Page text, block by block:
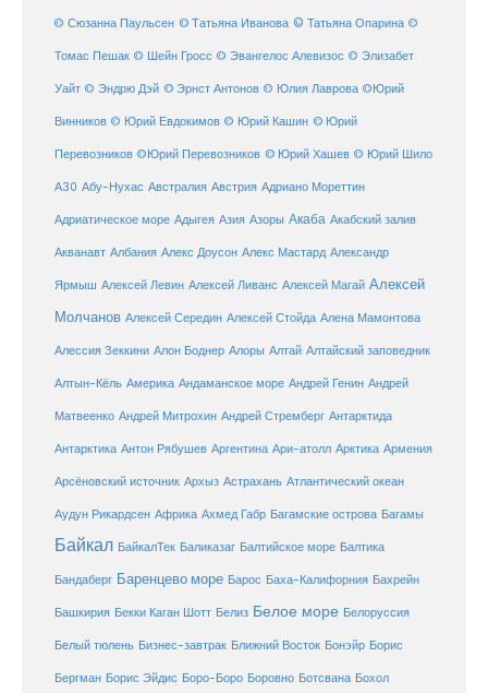
© Сюзанна Паульсен © Татьяна Иванова © Татьяна Опарина ©
Томас Пешак © Шейн Гросс © Эвангелос Алевизос © Элизабет
Уайт © Эндрю Дэй © Эрнст Антонов © Юлия Лаврова ©Юрий
Винников © Юрий Евдокимов © Юрий Кашин © Юрий
Перевозников ©Юрий Перевозников © Юрий Хашев © Юрий Шило
А30 Абу-Нухас Австралия Австрия Адриано Мореттин
Адриатическое море Адыгея Азия Азоры Акаба Акабский залив
Акванавт Албания Алекс Доусон Алекс Мастард Александр
Ярмыш Алексей Левин Алексей Ливанс Алексей Магай Алексей
Молчанов Алексей Середин Алексей Стойда Алена Мамонтова
Алессия Зеккини Алон Боднер Алоры Алтай Алтайский заповедник
Алтын-Кёль Америка Андаманское море Андрей Генин Андрей
Матвеенко Андрей Митрохин Андрей Стремберг Антарктида
Антарктика Антон Рябушев Аргентина Ари-атолл Арктика Армения
Арсёновский источник Архыз Астрахань Атлантический океан
Аудун Рикардсен Африка Ахмед Габр Багамские острова Багамы
Байкал БайкалТек Баликазаг Балтийское море Балтика
Бандаберг Баренцево море Барос Баха-Калифорния Бахрейн
Башкирия Бекки Каган Шотт Белиз Белое море Белоруссия
Белый тюлень Бизнес-завтрак Ближний Восток Бонэйр Борис
Бергман Борис Эйдис Боро-Боро Боровно Ботсвана Бохол